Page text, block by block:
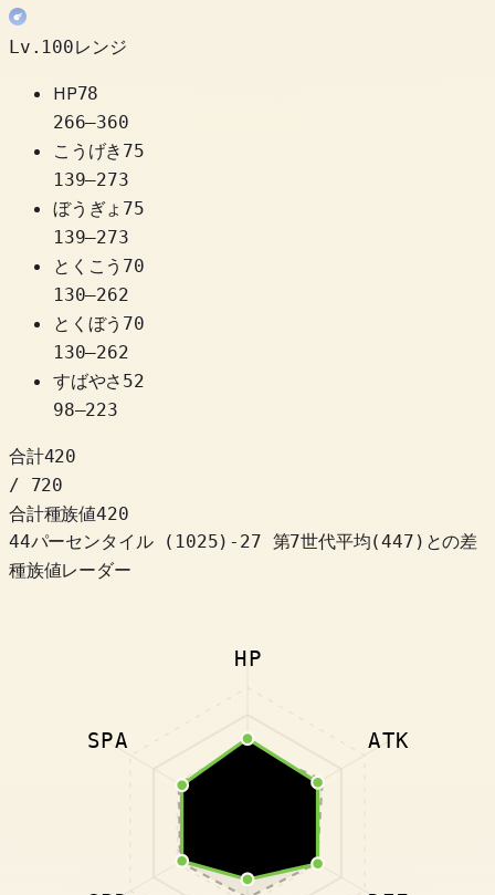
Lv.100レンジ
HP78
266–360
こうげき 75
139–273
ぼうぎょ 75
139–273
とくこう 70
130–262
とくぼう 70
130–262
すばやさ 52
98–223
合計420
/ 720
合計種族値420
44パーセンタイル
( 1025) -27 第7世代平均(447)との差
種族値レーダー
HP
ATK
SPA